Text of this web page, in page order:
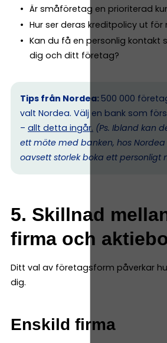
Är småföretag en prioriterad
Hur ser deras kreditpolicy ut
Kan du få en personlig kontakt
dig och ditt företag?
Tips från Nordea: 500 000
valt Nordea. Välj en bank som
– allt detta ingår. (Ps. Ibland kan
ett möte med banken, hos
oavsett storlek boka ett personligt
5. Skillnad
firma och
Ditt val av företagsform påverkar
dig.
Enskild firma